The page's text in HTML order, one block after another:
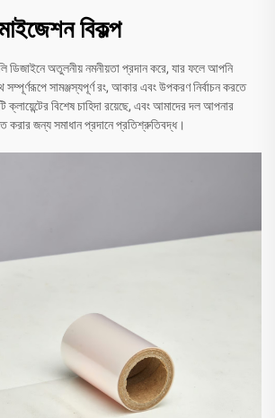
বিকল্প
ডিজাইনে অতুলনীয় নমনীয়তা প্রদান করে, যার ফলে আপনি
সম্পূর্ণরূপে সামঞ্জস্যপূর্ণ রং, আকার এবং উপকরণ নির্বাচন করতে
ক্লায়েন্টের বিশেষ চাহিদা রয়েছে, এবং আমাদের দল আপনার
করার জন্য সমাধান প্রদানে প্রতিশ্রুতিবদ্ধ।